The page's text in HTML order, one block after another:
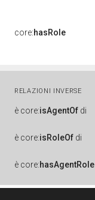
core:hasRole
RELAZIONI INVERSE
è core:isAgentOf di
è core:isRoleOf di
è core:hasAgentRole